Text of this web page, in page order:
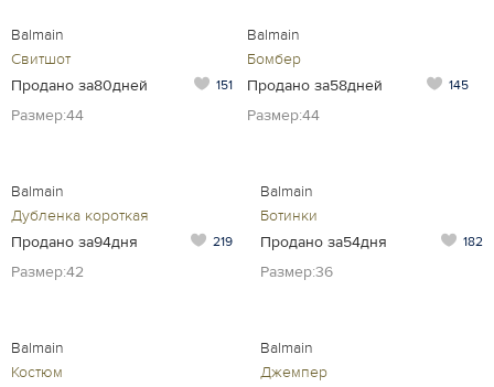
Balmain
Свитшот
Продано за80дней
151
Размер:44
Balmain
Бомбер
Продано за58дней
145
Размер:44
Balmain
Дубленка короткая
Продано за94дня
219
Размер:42
Balmain
Ботинки
Продано за54дня
182
Размер:36
Balmain
Костюм
Balmain
Джемпер